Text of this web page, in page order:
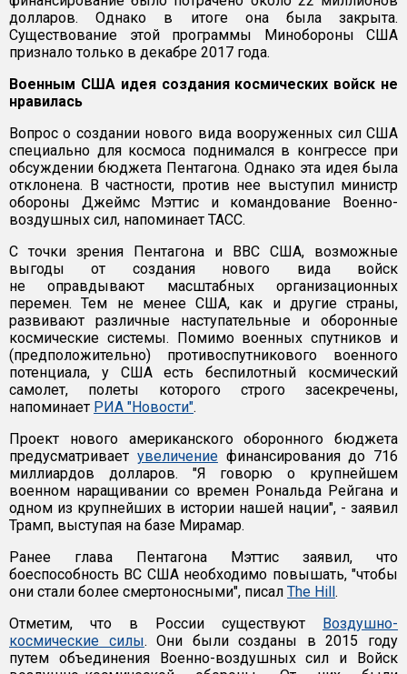
долларов. Однако в итоге она была закрыта.
Существование этой программы Минобороны США
признало только в декабре 2017 года.
Военным США идея создания космических войск не
нравилась
Вопрос о создании нового вида вооруженных сил США
специально для космоса поднимался в конгрессе при
обсуждении бюджета Пентагона. Однако эта идея была
отклонена. В частности, против нее выступил министр
обороны Джеймс Мэттис и командование Военно-
воздушных сил, напоминает ТАСС.
С точки зрения Пентагона и ВВС США, возможные
выгоды от создания нового вида войск
не оправдывают масштабных организационных
перемен. Тем не менее США, как и другие страны,
развивают различные наступательные и оборонные
космические системы. Помимо военных спутников и
(предположительно) противоспутникового военного
потенциала, у США есть беспилотный космический
самолет, полеты которого строго засекречены,
напоминает РИА "Новости".
Проект нового американского оборонного бюджета
предусматривает увеличениефинансирования до 716
миллиардов долларов. "Я говорю о крупнейшем
военном наращивании со времен Рональда Рейгана и
одном из крупнейших в истории нашей нации", - заявил
Трамп, выступая на базе Мирамар.
Ранее глава Пентагона Мэттис заявил, что
боеспособность ВС США необходимо повышать, "чтобы
они стали более смертоносными", писал The Hill.
Отметим, что в России существуют Воздушно-
космические силы. Они были созданы в 2015 году
путем объединения Военно-воздушных сил и Войск